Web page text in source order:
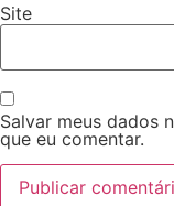
Site
Salvar meus dados
que eu comentar.